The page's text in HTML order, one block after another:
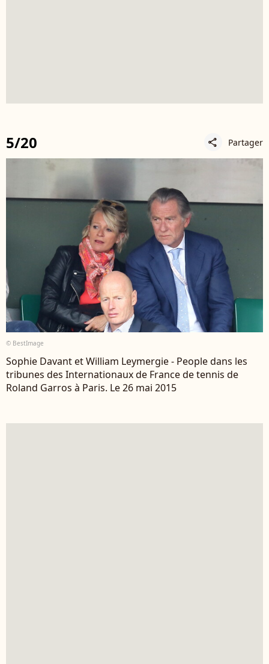
5/20 share Partager
© BestImage
Sophie Davant et William Leymergie - People dans les
tribunes des Internationaux de France de tennis de
Roland Garros à Paris. Le 26 mai 2015